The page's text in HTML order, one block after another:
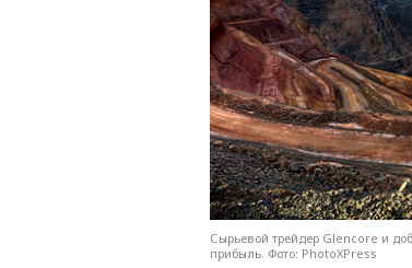
Сырьевой трейдер Glencore и
прибыль. Фото: PhotoXPress